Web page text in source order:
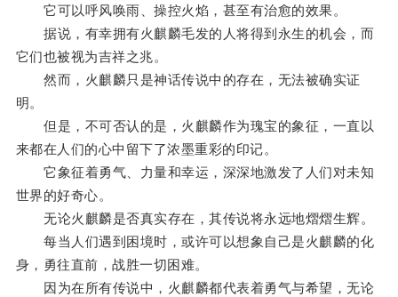
它可以呼风唤雨、操控火焰，甚至有治愈的效果。
据说，有幸拥有火麒麟毛发的人将得到永生的机会，而
它们也被视为吉祥之兆。
然而，火麒麟只是神话传说中的存在，无法被确实证
明。
但是，不可否认的是，火麒麟作为瑰宝的象征，一直以
来都在人们的心中留下了浓墨重彩的印记。
它象征着勇气、力量和幸运，深深地激发了人们对未知
世界的好奇心。
无论火麒麟是否真实存在，其传说将永远地熠熠生辉。
每当人们遇到困境时，或许可以想象自己是火麒麟的化
身，勇往直前，战胜一切困难。
因为在所有传说中，火麒麟都代表着勇气与希望，无论